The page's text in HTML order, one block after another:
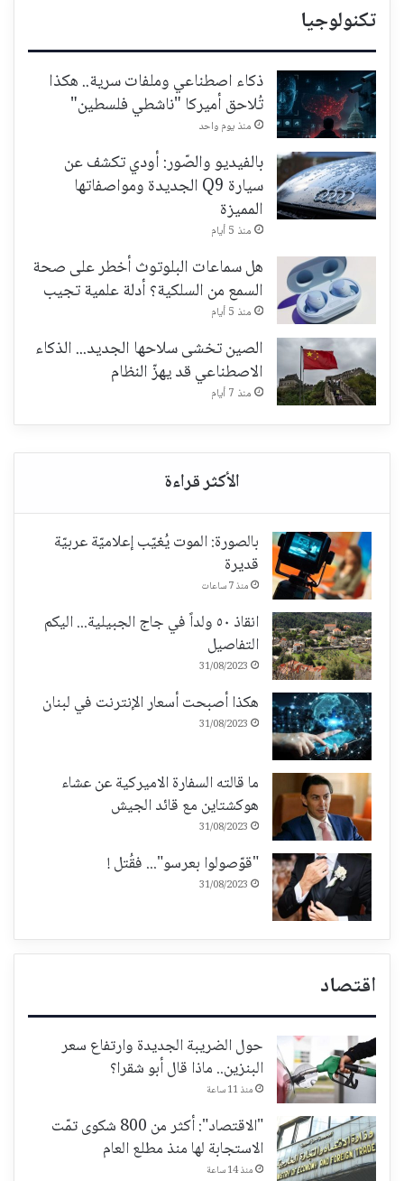
تكنولوجيا
ذكاء اصطناعي وملفات سرية.. هكذا
تُلاحق أميركا "ناشطي فلسطين"
منذ يوم واحد
بالفيديو والصّور: أودي تكشف عن
سيارة Q9 الجديدة ومواصفاتها
المميزة
منذ 5 أيام
هل سماعات البلوتوث أخطر على صحة
السمع من السلكية؟ أدلة علمية تجيب
منذ 5 أيام
الصين تخشى سلاحها الجديد... الذكاء
الاصطناعي قد يهزّ النظام
منذ 7 أيام
بالصورة: الموت يُغيّب إعلاميّة عربيّة
قديرة
منذ 7 ساعات
انقاذ ٥٠ ولداً في جاج الجبيلية... اليكم
التفاصيل
31/08/2023
هكذا أصبحت أسعار الإنترنت في لبنان
31/08/2023
ما قالته السفارة الاميركية عن عشاء
هوكشتاين مع قائد الجيش
31/08/2023
"قوّصولوا بعرسو"... فقُتل !
31/08/2023
اقتصاد
حول الضريبة الجديدة وارتفاع سعر
البنزين.. ماذا قال أبو شقرا؟
منذ 11 ساعة
"الاقتصاد": أكثر من 800 شكوى تمّت
الاستجابة لها منذ مطلع العام
منذ 14 ساعة